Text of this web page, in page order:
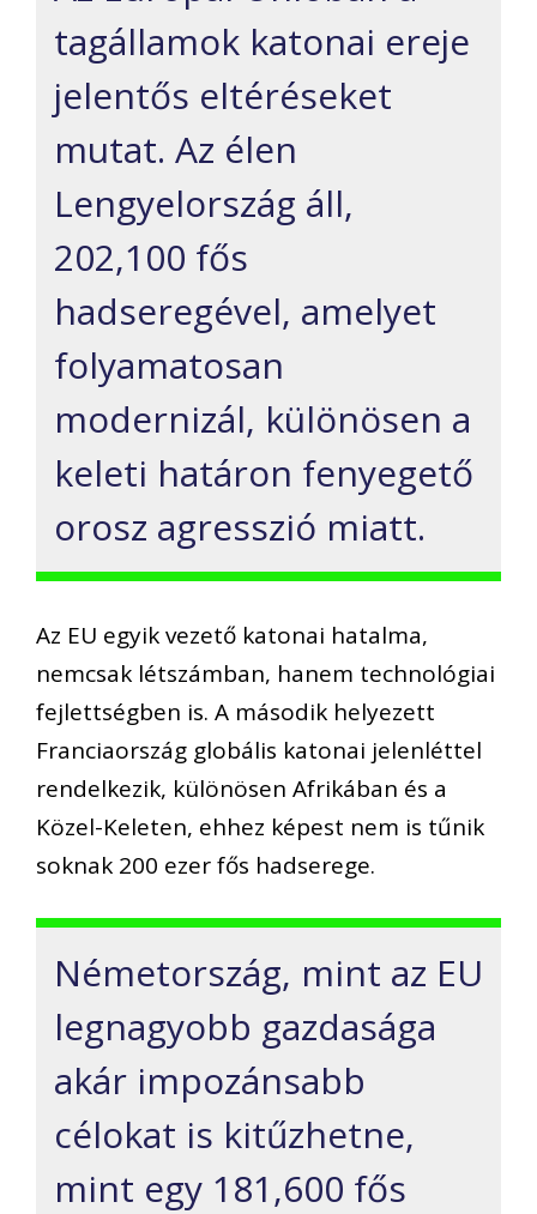
tagállamok katonai ereje
jelentős eltéréseket
mutat. Az élen
Lengyelország áll,
202,100 fős
hadseregével, amelyet
folyamatosan
modernizál, különösen a
keleti határon fenyegető
orosz agresszió miatt.
Az EU egyik vezető katonai hatalma,
nemcsak létszámban, hanem technológiai
fejlettségben is. A második helyezett
Franciaország globális katonai jelenléttel
rendelkezik, különösen Afrikában és a
Közel-Keleten, ehhez képest nem is tűnik
soknak 200 ezer fős hadserege.
Németország, mint az EU
legnagyobb gazdasága
akár impozánsabb
célokat is kitűzhetne,
mint egy 181,600 fős